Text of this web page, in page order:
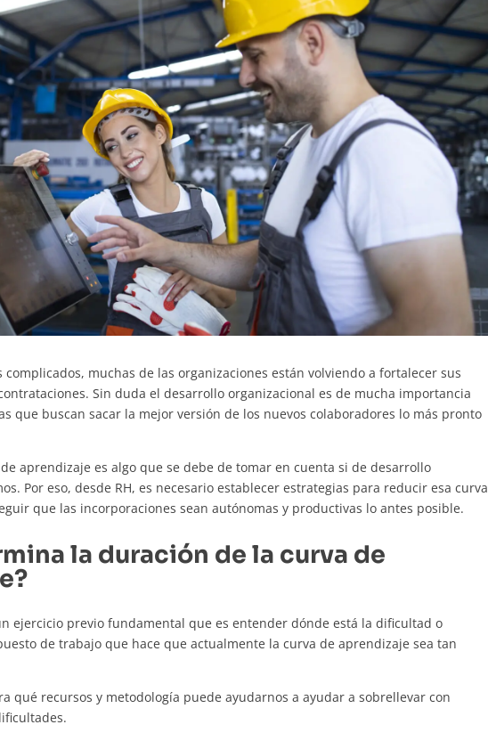
complicados, muchas de las organizaciones están volviendo a fortalecer sus
Sin duda el desarrollo organizacional es de mucha importancia
que buscan sacar la mejor versión de los nuevos colaboradores lo más pronto
aprendizaje es algo que se debe de tomar en cuenta si de desarrollo
Por eso, desde RH, es necesario establecer estrategias para reducir esa curva
que las incorporaciones sean autónomas y productivas lo antes posible.
la duración de la curva de
ejercicio previo fundamental que es entender dónde está la dificultad o
de trabajo que hace que actualmente la curva de aprendizaje sea tan
qué recursos y metodología puede ayudarnos a ayudar a sobrellevar con